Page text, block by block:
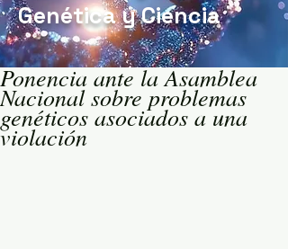
Genética y Ciencia
Ponencia ante la Asamblea
Nacional sobre problemas
genéticos asociados a una
violación